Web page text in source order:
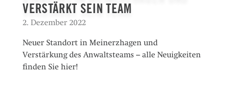
VERSTÄRKT SEIN TEAM
2. Dezember 2022
Neuer Standort in Meinerzhagen und
Verstärkung des Anwaltsteams – alle Neuigkeiten
finden Sie hier!